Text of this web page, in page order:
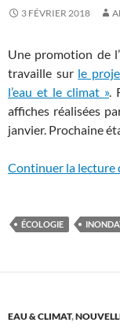
3 FÉVRIER 2018
Une promotion de
travaille sur le
l’eau et le climat ».
affiches réalisées
janvier. Prochaine
Continuer la lecture
ÉCOLOGIE
EAU & CLIMAT,